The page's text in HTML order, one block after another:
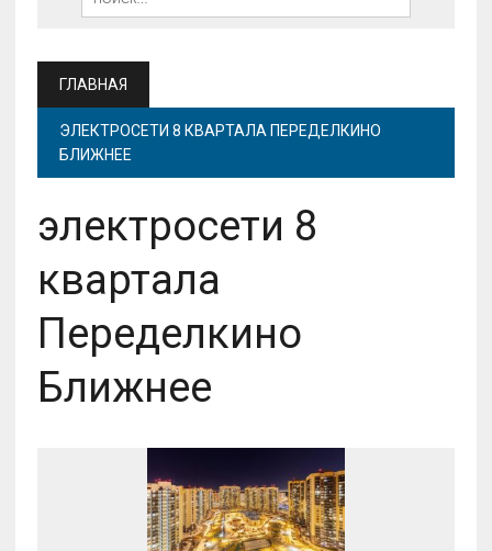
ГЛАВНАЯ
ЭЛЕКТРОСЕТИ 8 КВАРТАЛА ПЕРЕДЕЛКИНО
БЛИЖНЕЕ
электросети 8
квартала
Переделкино
Ближнее